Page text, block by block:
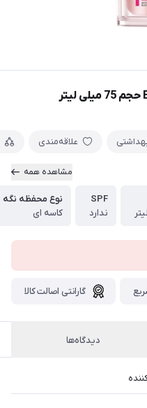
علاقه‌مندی
مشاهده همه
SPF
ندارد
نوع محفظه نگه
کاسه ای
گارانتی اصالت کالا
دیدگاه‌ها